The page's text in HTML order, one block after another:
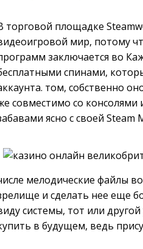
торговой площадке
мир, потому
заключается во
спинами,
том, собственно
совместимо со
ясно с своей Steam
мелодические файлы
и сделать нее еще
системы, тот или
в будущем, ведь